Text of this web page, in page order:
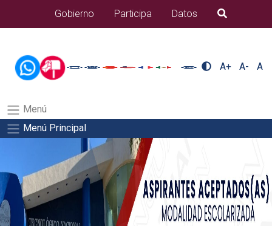
docentes/pdfSalida del comando:
Gobierno Participa Datos B�squeda
A+ A- A
Menú
Menú Principal